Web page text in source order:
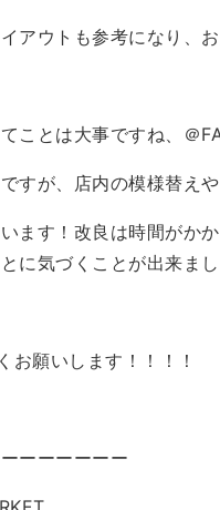
アウトも参考になり、
ことは大事ですね、＠
すが、店内の模様替え
ます！改良は時間がか
に気づくことが出来まし
お願いします！！！！
ーーーーーー